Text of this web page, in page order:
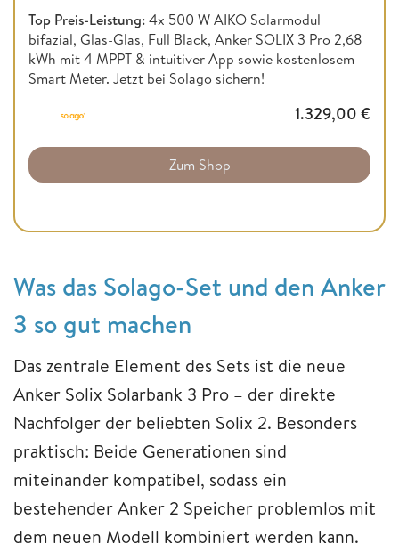
Top Preis-Leistung:4x 500 W AIKO Solarmodul
bifazial, Glas-Glas, Full Black, Anker SOLIX 3 Pro 2,68
kWh mit 4 MPPT & intuitiver App sowie kostenlosem
Smart Meter. Jetzt bei Solago sichern!
1.329,00 €
Zum Shop
Was das Solago-Set und den Anker
3 so gut machen
Das zentrale Element des Sets ist die neue
Anker Solix Solarbank 3 Pro – der direkte
Nachfolger der beliebten Solix 2. Besonders
praktisch: Beide Generationen sind
miteinander kompatibel, sodass ein
bestehender Anker 2 Speicher problemlos mit
dem neuen Modell kombiniert werden kann.